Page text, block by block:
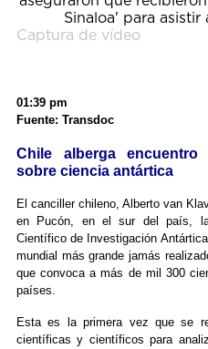
Captura de vídeo
01:39 pm
Fuente: Transdoc
Chile alberga
sobre ciencia antártica
El canciller chileno, Alberto van
en Pucón, en el sur del país, la
Científico de Investigación
mundial más grande jamás
que convoca a más de mil 300
países.
Esta es la primera vez que se
científicas y científicos para